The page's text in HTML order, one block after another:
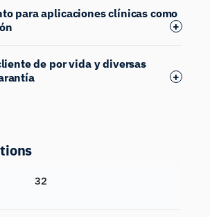
para aplicaciones clínicas como
de por vida y diversas
32